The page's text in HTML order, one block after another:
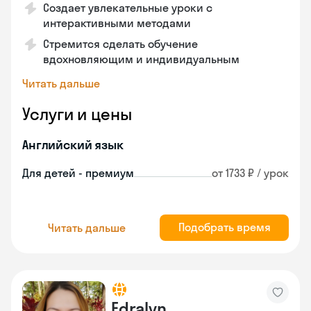
Создает увлекательные уроки с
интерактивными методами
Стремится сделать обучение
вдохновляющим и индивидуальным
Читать дальше
Услуги и цены
Английский язык
Для детей - премиум от 1733 ₽ / урок
Читать дальше Подобрать время